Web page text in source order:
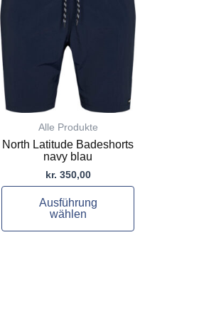
Alle Produkte
North Latitude Badeshorts
navy blau
kr. 350,00
Ausführung
wählen
mehrere
Varianten
auf.
Die
Optionen
können
auf
Produktseite